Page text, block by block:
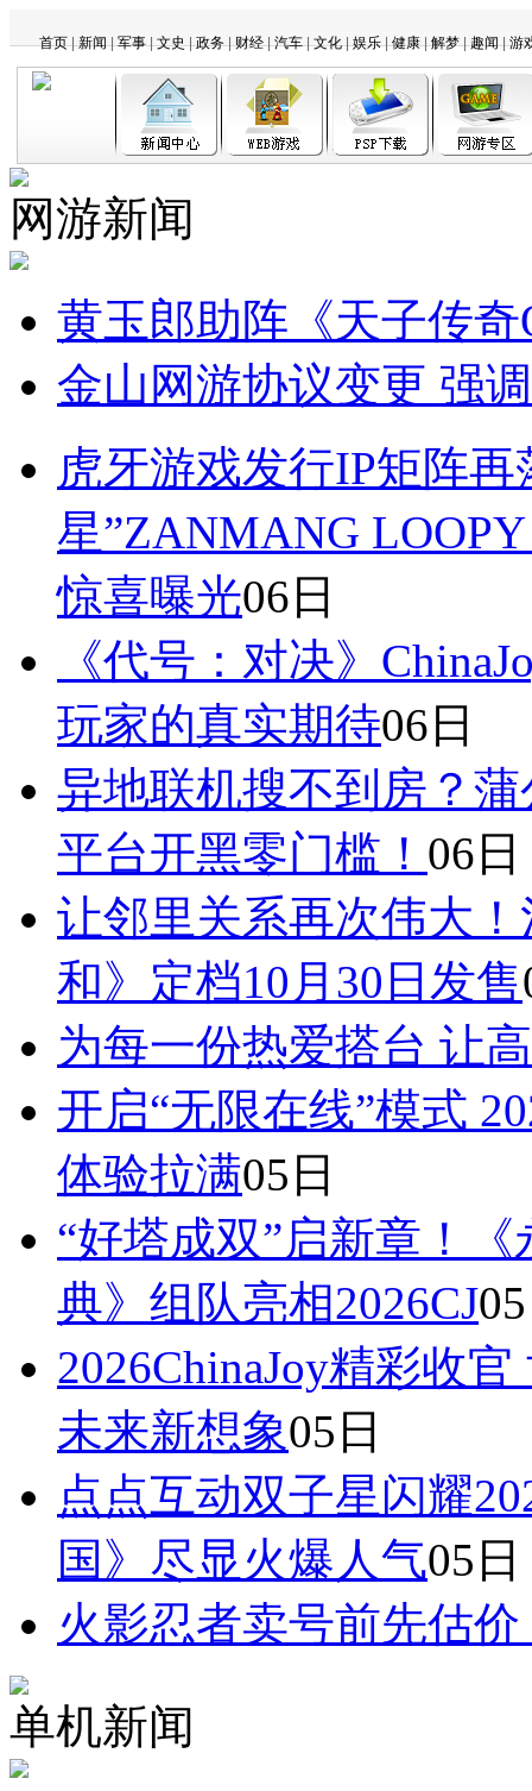
首页 | 新闻 | 军事 | 文史 | 政务 | 财经 | 汽车 | 文化 | 娱乐 | 健康 | 解梦 | 趣闻 | 游
网游新闻
黄玉郎助阵《天子传
金山网游协议变更 强
虎牙游戏发行IP矩阵
星”ZANMANG
惊喜曝光06日
《代号：对决》
玩家的真实期待06日
异地联机搜不到房？
平台开黑零门槛！ 06日
让邻里关系再次伟大
和》定档10月30日发售
为每一份热爱搭台 让
开启“无限在线”模式
体验拉满05日
“好塔成双”启新章！
典》组队亮相2026CJ
2026ChinaJoy精彩收
未来新想象05日
点点互动双子星闪耀
国》尽显火爆人气05日
火影忍者卖号前先估
单机新闻